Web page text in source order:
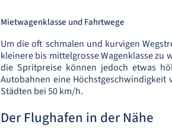
Mietwagenklasse und Fahrtwege
Um die oft schmalen und kurvigen
kleinere bis mittelgrosse Wagenklasse zu
die Spritpreise können jedoch etwas
Autobahnen eine
Städten bei 50 km/h.
Der Flughafen in der Nähe